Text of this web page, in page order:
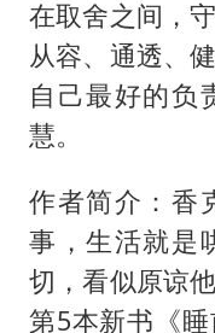
在取舍之间，
从容、通透、
自己最好的负
慧。
作者简介：香
事，生活就是
切，看似原谅
第5本新书《